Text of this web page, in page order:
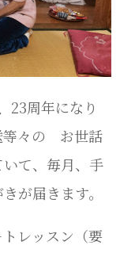
23周年になり
等々の お世話
て、毎月、手
が届きます。
レッスン（要